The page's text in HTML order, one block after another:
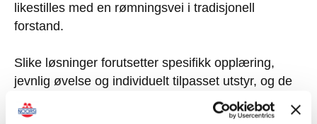
likestilles med en rømningsvei i tradisjonell
forstand.
Slike løsninger forutsetter spesifikk opplæring,
jevnlig øvelse og individuelt tilpasset utstyr, og de
vil alltid være person og situasjonsavhengige.
Arbeidstilsynet klassifiserer derfor dette som